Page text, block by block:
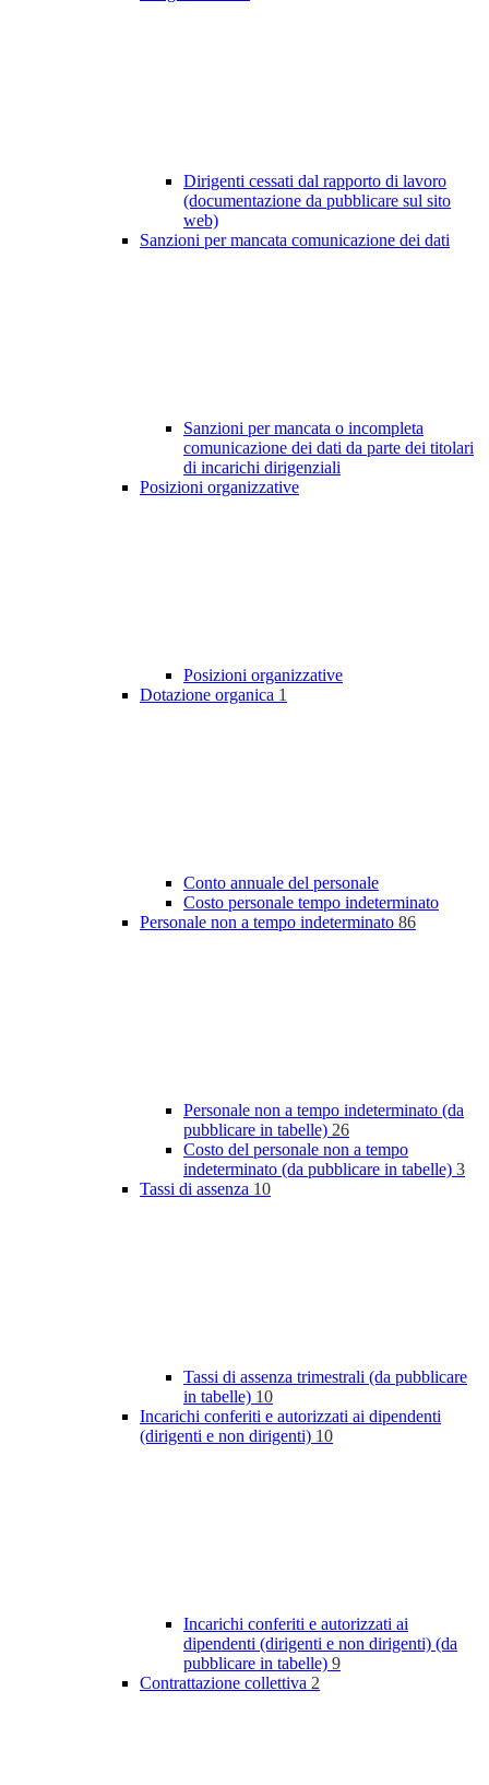
Dirigenti cessati dal rapporto di lavoro
(documentazione da pubblicare sul sito
web)
Sanzioni per mancata comunicazione dei dati
Sanzioni per mancata o incompleta
comunicazione dei dati da parte dei titolari
di incarichi dirigenziali
Posizioni organizzative
Posizioni organizzative
Dotazione organica 1
Conto annuale del personale
Costo personale tempo indeterminato
Personale non a tempo indeterminato 86
Personale non a tempo indeterminato (da
pubblicare in tabelle) 26
Costo del personale non a tempo
indeterminato (da pubblicare in tabelle) 3
Tassi di assenza 10
Tassi di assenza trimestrali (da pubblicare
in tabelle) 10
Incarichi conferiti e autorizzati ai dipendenti
(dirigenti e non dirigenti) 10
Incarichi conferiti e autorizzati ai
dipendenti (dirigenti e non dirigenti) (da
pubblicare in tabelle) 9
Contrattazione collettiva 2